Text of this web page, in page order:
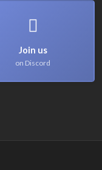
Join us
on Discord